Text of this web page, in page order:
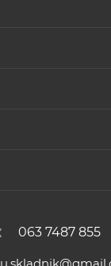
063 7487 855